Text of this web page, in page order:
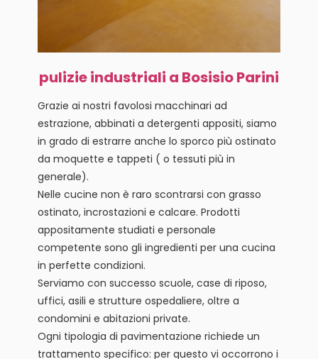
pulizie industriali a Bosisio Parini
Grazie ai nostri favolosi macchinari ad
estrazione, abbinati a detergenti appositi, siamo
in grado di estrarre anche lo sporco più ostinato
da moquette e tappeti ( o tessuti più in
generale).
Nelle cucine non è raro scontrarsi con grasso
ostinato, incrostazioni e calcare. Prodotti
appositamente studiati e personale
competente sono gli ingredienti per una cucina
in perfette condizioni.
Serviamo con successo scuole, case di riposo,
uffici, asili e strutture ospedaliere, oltre a
condomini e abitazioni private.
Ogni tipologia di pavimentazione richiede un
trattamento specifico: per questo vi occorrono i